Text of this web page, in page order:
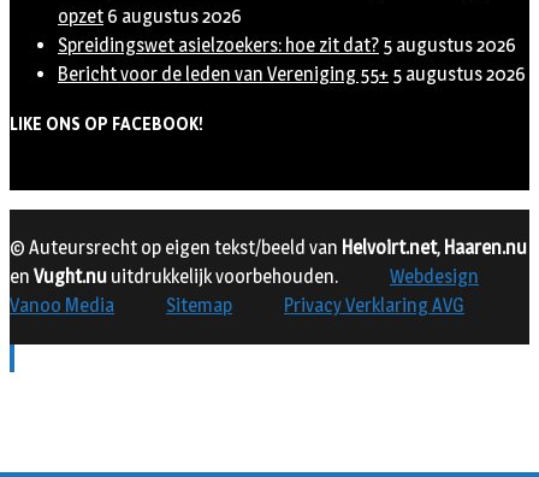
opzet 6 augustus 2026
Spreidingswet asielzoekers: hoe zit dat? 5 augustus 2026
Bericht voor de leden van Vereniging 55+ 5 augustus 2026
LIKE ONS OP FACEBOOK!
© Auteursrecht op eigen tekst/beeld van Helvoirt.net, Haaren.nu
en Vught.nu uitdrukkelijk voorbehouden.
Webdesign
Vanoo Media
Sitemap Privacy Verklaring AVG